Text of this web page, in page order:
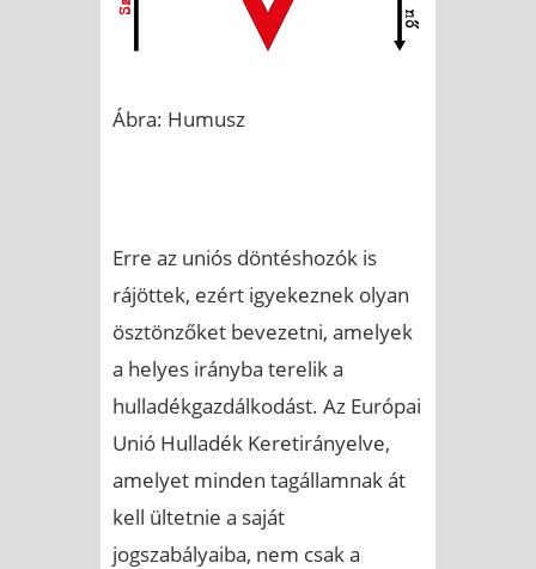
Ábra: Humusz
Erre az uniós döntéshozók is
rájöttek, ezért igyekeznek olyan
ösztönzőket bevezetni, amelyek
a helyes irányba terelik a
hulladékgazdálkodást. Az Európai
Unió Hulladék Keretirányelve,
amelyet minden tagállamnak át
kell ültetnie a saját
jogszabályaiba, nem csak a